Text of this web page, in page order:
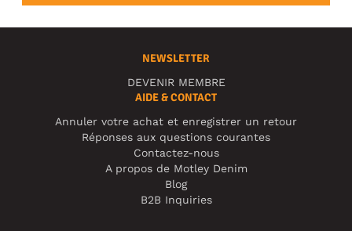
NEWSLETTER
DEVENIR MEMBRE
AIDE & CONTACT
Annuler votre achat et enregistrer un retour
Réponses aux questions courantes
Contactez-nous
A propos de Motley Denim
Blog
B2B Inquiries